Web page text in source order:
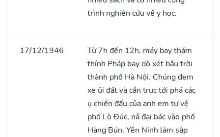
trình nghiên cứu về y học.
17/12/1946
Từ 7h đến 12h, máy bay thám
thính Pháp bay dò xét bầu trời
thành phố Hà Nội. Chúng đem
xe ủi đất và cần trục tới phá các
ụ chiến đấu của anh em tự vệ
phố Lò Đúc, nã đại bác vào phố
Hàng Bún, Yên Ninh làm sập